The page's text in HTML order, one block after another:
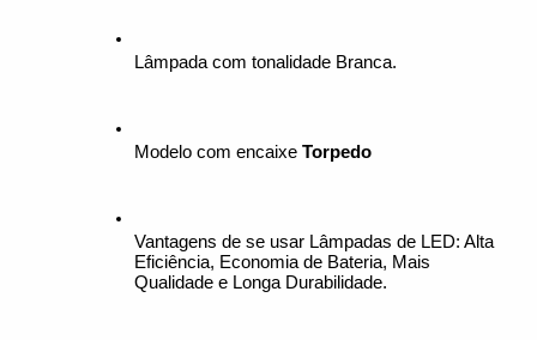
Lâmpada com tonalidade Branca.
Modelo com encaixe Torpedo
Vantagens de se usar Lâmpadas de LED: Alta
Eficiência, Economia de Bateria, Mais
Qualidade e Longa Durabilidade.